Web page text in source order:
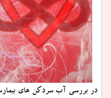
در بررسی آب سردکن های